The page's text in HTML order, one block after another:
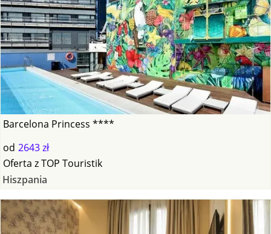
Barcelona Princess ****
od 2643 zł
Oferta zTOP Touristik
Hiszpania